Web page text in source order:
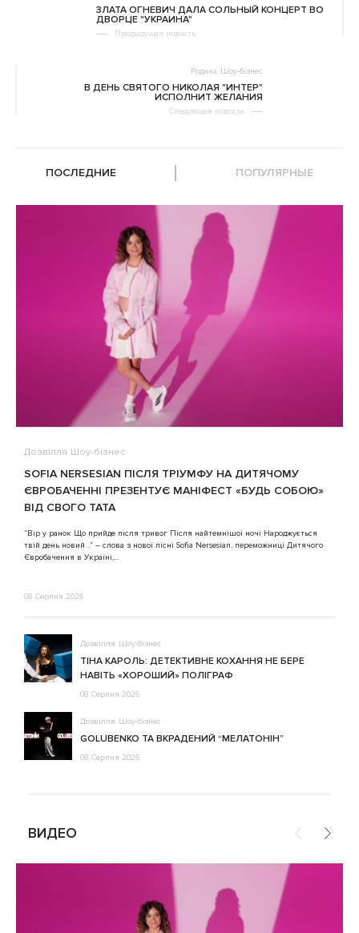
ЗЛАТА ОГНЕВИЧ ДАЛА СОЛЬНЫЙ КОНЦЕРТ ВО
ДВОРЦЕ "УКРАИНА"
Предыдущая новость
Родина Шоу-бізнес
В ДЕНЬ СВЯТОГО НИКОЛАЯ "ИНТЕР"
ИСПОЛНИТ ЖЕЛАНИЯ
Следующая новость
ПОСЛЕДНИЕ ПОПУЛЯРНЫЕ
Дозвілля Шоу-бізнес
SOFIA NERSESIAN ПІСЛЯ ТРІУМФУ НА ДИТЯЧОМУ
ЄВРОБАЧЕННІ ПРЕЗЕНТУЄ МАНІФЕСТ «БУДЬ СОБОЮ»
ВІД СВОГО ТАТА
“Вір у ранок Що прийде після тривог Після найтемнішої ночі Народжується
твій день новий ..” – слова з нової пісні Sofia Nersesian, переможниці Дитячого
Євробачення в Україні,...
08 Серпня 2026
Дозвілля Шоу-бізнес
ТІНА КАРОЛЬ: ДЕТЕКТИВНЕ КОХАННЯ НЕ БЕРЕ
НАВІТЬ «ХОРОШИЙ» ПОЛІГРАФ
08 Серпня 2026
Дозвілля Шоу-бізнес
GOLUBENKO ТА ВКРАДЕНИЙ “МЕЛАТОНІН”
08 Серпня 2026
ВИДЕО